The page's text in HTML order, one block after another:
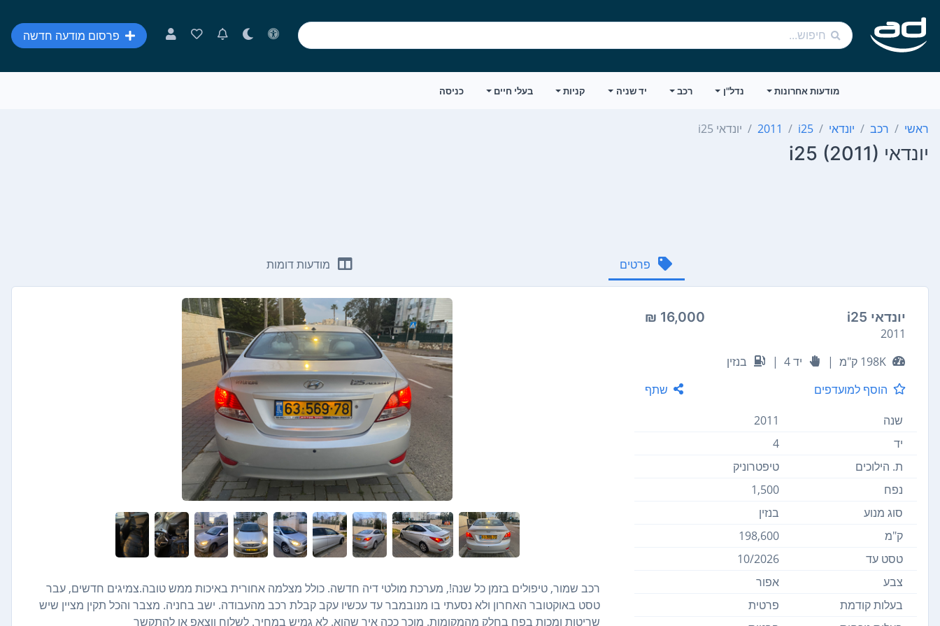
פרסום מודעה חדשה
מודעות אחרונות נדל"ן רכב יד שניה קניות בעלי חיים כניסה
ראשי רכב יונדאי i25
2011 יונדאי i25
יונדאי i25 (2011)
פרטים מודעות דומות
יונדאי i25 16,000 ₪
2011
198K ק"מ
| יד 4 |
בנזין
הוסף למועדפים
שתף
שנה
2011
יד
4
ת. הילוכים
טיפטרוניק
נפח
1,500
סוג מנוע
בנזין
ק"מ
198,600
טסט עד
10/2026
צבע
אפור
בעלות קודמת
פרטית
רכב שמור, טיפולים בזמן כל שנה!, מערכת מולטי דיה חדשה. כולל מצלמה אחורית באיכות ממש טובה.צמיגים חדשים, עבר
טסט באוקטובר האחרון ולא נסעתי בו מנובמבר עד עכשיו עקב קבלת רכב מהעבודה. ישב בחניה. מצבר והכל תקין מציין שיש
שריטות ומכות בפח בחלק מהמקומות. מוכר ככה איך שהוא. לא גמיש במחיר. לשלוח ווצאפ או להתקשר